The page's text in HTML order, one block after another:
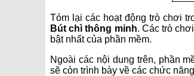
Tóm lại các hoạt động trò chơi
Bút chì thông minh. Các trò
bật nhất của phần mềm.
Ngoài các nội dung trên, phần
sẽ còn trình bày về các chức